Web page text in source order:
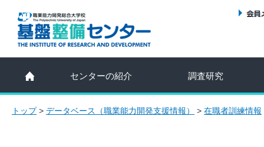
センターの紹介 調査研究
トップ> データベース（職業能力開発支援情報） > 在職者訓練情報